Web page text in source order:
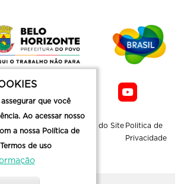
Mapa do Site Politica de
Privacidade
que você
Ao acessar nosso
a nossa Política de
de uso